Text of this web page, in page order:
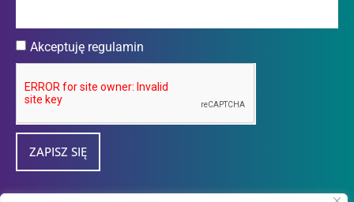
Akceptuję regulamin
ZAPISZ SIĘ